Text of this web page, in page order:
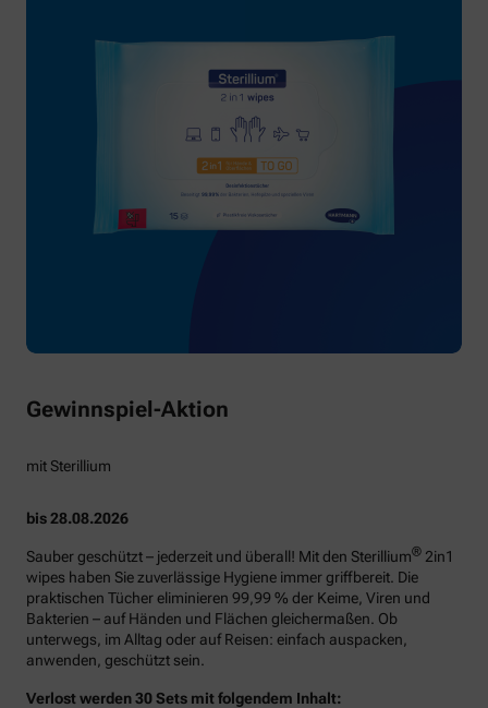
Gewinnspiel-Aktion
mit Sterillium
bis 28.08.2026
Sauber geschützt – jederzeit und überall! Mit den Sterillium® 2in1
wipes haben Sie zuverlässige Hygiene immer griffbereit. Die
praktischen Tücher eliminieren 99,99 % der Keime, Viren und
Bakterien – auf Händen und Flächen gleichermaßen. Ob
unterwegs, im Alltag oder auf Reisen: einfach auspacken,
anwenden, geschützt sein.
Verlost werden 30 Sets mit folgendem Inhalt: